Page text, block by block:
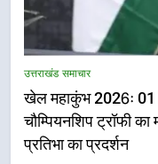
उत्तराखंड समाचार
खेल महाकुंभ 2026ः 01
चौम्पियनशिप ट्रॉफी
प्रतिभा का प्रदर्शन
6